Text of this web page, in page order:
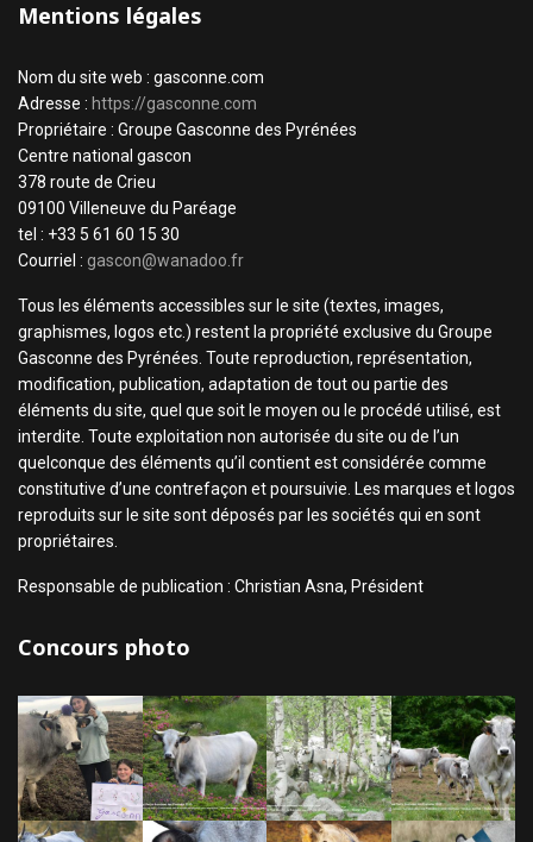
Mentions légales
Nom du site web : gasconne.com
Adresse : https://gasconne.com
Propriétaire : Groupe Gasconne des Pyrénées
Centre national gascon
378 route de Crieu
09100 Villeneuve du Paréage
tel : +33 5 61 60 15 30
Courriel : gascon@wanadoo.fr
Tous les éléments accessibles sur le site (textes, images,
graphismes, logos etc.) restent la propriété exclusive du Groupe
Gasconne des Pyrénées. Toute reproduction, représentation,
modification, publication, adaptation de tout ou partie des
éléments du site, quel que soit le moyen ou le procédé utilisé, est
interdite. Toute exploitation non autorisée du site ou de l’un
quelconque des éléments qu’il contient est considérée comme
constitutive d’une contrefaçon et poursuivie. Les marques et logos
reproduits sur le site sont déposés par les sociétés qui en sont
propriétaires.
Responsable de publication : Christian Asna, Président
Concours photo